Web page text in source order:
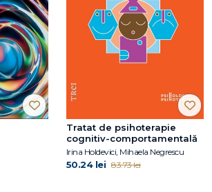
Tratat de psihoterapie
cognitiv-comportamentală
Irina Holdevici, Mihaela Negrescu
50.24 lei 83.73 lei